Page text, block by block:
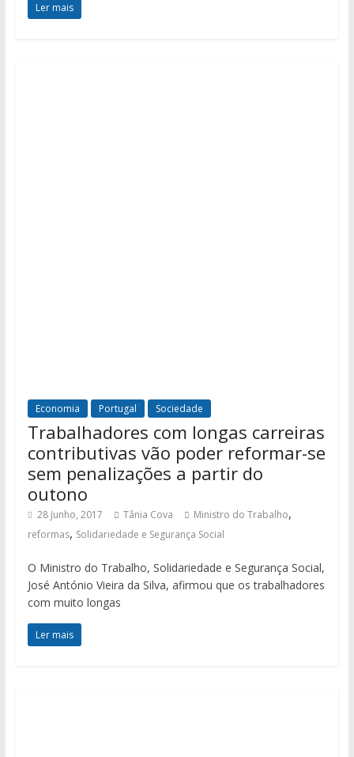
Ler mais
Economia Portugal Sociedade
Trabalhadores com longas carreiras
contributivas vão poder reformar-se
sem penalizações a partir do
outono
28 Junho, 2017 Tânia Cova Ministro do Trabalho,
reformas, Solidariedade e Segurança Social
O Ministro do Trabalho, Solidariedade e Segurança Social,
José António Vieira da Silva, afirmou que os trabalhadores
com muito longas
Ler mais